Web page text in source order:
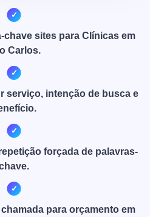
chave sites para Clínicas em
Carlos.
serviço, intenção de busca e
forçada de palavras-
para orçamento em